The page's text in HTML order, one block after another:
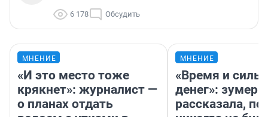
6 178 Обсудить
МНЕНИЕ
«И это место тоже
крякнет»: журналист —
о планах отдать
МНЕНИЕ
«Время и
денег»:
рассказала,